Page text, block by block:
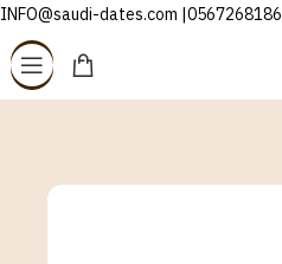
0567268186| INFO@saudi-dates.com